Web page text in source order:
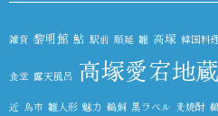
雑貨 黎明館 鮎 駅前 順延 雛 高塚 韓国料
食堂 露天風呂 高塚愛宕地
近 鳥市 雛人形 魅力 鵜飼 黒ラベル 麦焼酎